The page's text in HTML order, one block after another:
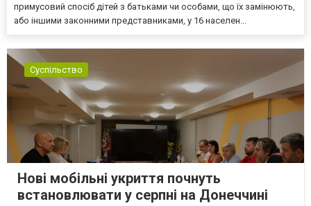
примусовий спосіб дітей з батьками чи особами, що їх замінюють,
або іншими законними представниками, у 16 населен...
Суспільство
Нові мобільні укриття почнуть
встановлювати у серпні на Донеччині